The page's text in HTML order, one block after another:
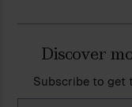
Discover
Subscribe to get
Type your email…